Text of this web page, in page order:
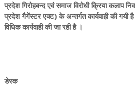
प्रदेश गिरोहबन्द एवं समाज विरोधी क्रिया कलाप
प्रदेश गैगेंस्टर एक्ट) के अन्तर्गत कार्यवाही की गयी
विधिक कार्यवाही की जा रही है ।
डेस्क